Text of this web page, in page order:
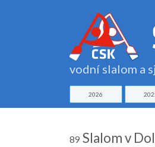
vodní slalom a
2026
89 Slalom v